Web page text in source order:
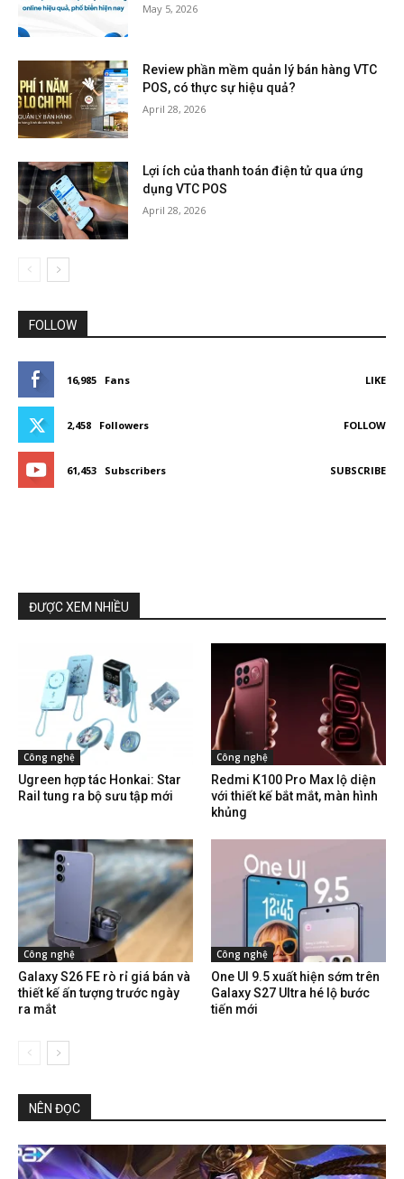
May 5, 2026
Review phần mềm quản lý bán hàng VTC
POS, có thực sự hiệu quả?
April 28, 2026
Lợi ích của thanh toán điện tử qua ứng
dụng VTC POS
April 28, 2026
FOLLOW
16,985 Fans LIKE
2,458 Followers FOLLOW
61,453 Subscribers SUBSCRIBE
ĐƯỢC XEM NHIỀU
Công nghệ
Ugreen hợp tác Honkai: Star
Rail tung ra bộ sưu tập mới
Công nghệ
Redmi K100 Pro Max lộ diện
với thiết kế bắt mắt, màn hình
khủng
Công nghệ
Galaxy S26 FE rò rỉ giá bán và
thiết kế ấn tượng trước ngày
ra mắt
Công nghệ
One UI 9.5 xuất hiện sớm trên
Galaxy S27 Ultra hé lộ bước
tiến mới
NÊN ĐỌC